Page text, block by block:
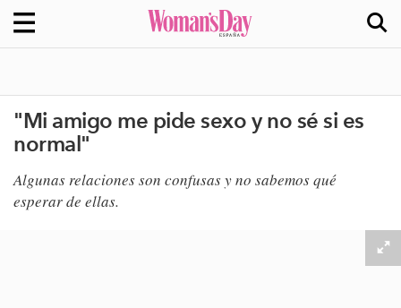
"Mi amigo me pide sexo y no sé si es
normal"
Algunas relaciones son confusas y no sabemos qué
esperar de ellas.